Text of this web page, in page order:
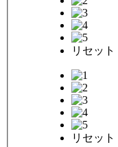
リセット
リセット